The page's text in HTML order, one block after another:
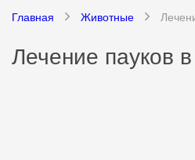
Главная Животные
Лечение пауков